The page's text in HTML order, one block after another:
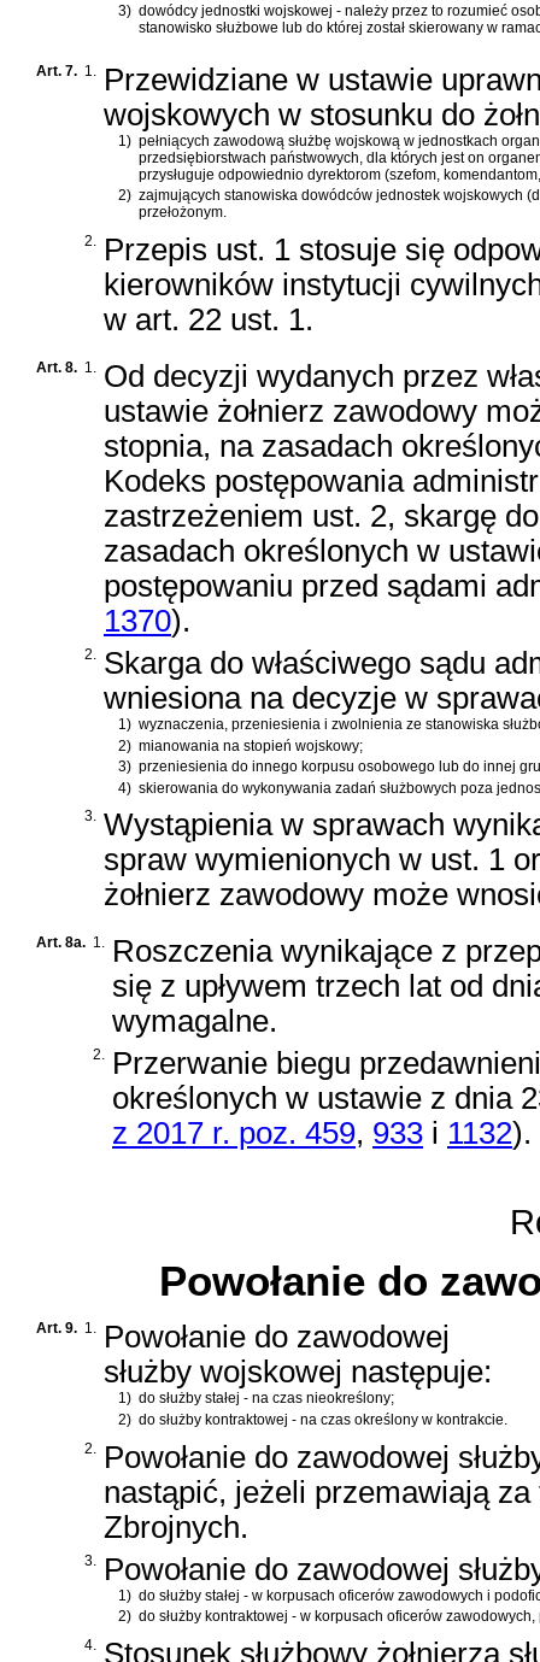
3) dowódcy jednostki wojskowej - należy przez to rozumieć
stanowisko służbowe lub do której został skierowany w
Art. 7. 1. Przewidziane w ustawie
wojskowych w stosunku do
1) pełniących zawodową służbę wojskową w jednostkach
przedsiębiorstwach państwowych, dla których jest on
przysługuje odpowiednio dyrektorom (szefom,
2) zajmujących stanowiska dowódców jednostek wojskowych
przełożonym.
2. Przepis ust. 1 stosuje się
kierowników instytucji
w art. 22 ust. 1.
Art. 8. 1. Od decyzji wydanych przez
ustawie żołnierz zawodowy
stopnia, na zasadach
Kodeks postępowania
zastrzeżeniem ust. 2, skargę
zasadach określonych w
postępowaniu przed sądami
1370).
2. Skarga do właściwego sądu
wniesiona na decyzje w
1) wyznaczenia, przeniesienia i zwolnienia ze stanowiska
2) mianowania na stopień wojskowy;
3) przeniesienia do innego korpusu osobowego lub do innej
4) skierowania do wykonywania zadań służbowych poza
3. Wystąpienia w sprawach
spraw wymienionych w ust. 1
żołnierz zawodowy może
Art. 8a. 1. Roszczenia wynikające z
się z upływem trzech lat od
wymagalne.
2. Przerwanie biegu
określonych w ustawie z dnia
z 2017 r. poz. 459, 933 i 1132).
Powołanie do
Art. 9. 1. Powołanie do zawodowej
służby wojskowej następuje:
1) do służby stałej - na czas nieokreślony;
2) do służby kontraktowej - na czas określony w kontrakcie.
2.
Powołanie do zawodowej
nastąpić, jeżeli przemawiają za
Zbrojnych.
3. Powołanie do zawodowej
1) do służby stałej - w korpusach oficerów zawodowych i
2) do służby kontraktowej - w korpusach oficerów
4.
Stosunek służbowy żołnierza